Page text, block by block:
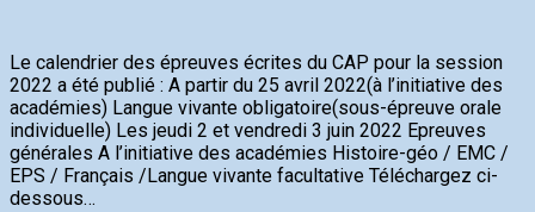
Le calendrier des épreuves écrites du CAP pour la session
2022 a été publié : A partir du 25 avril 2022(à l’initiative des
académies) Langue vivante obligatoire(sous-épreuve orale
individuelle) Les jeudi 2 et vendredi 3 juin 2022 Epreuves
générales A l’initiative des académies Histoire-géo / EMC /
EPS / Français /Langue vivante facultative Téléchargez ci-
dessous…